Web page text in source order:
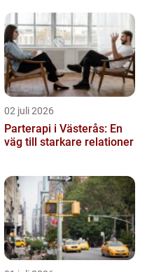
02 juli 2026
Parterapi i Västerås: En
väg till starkare relationer